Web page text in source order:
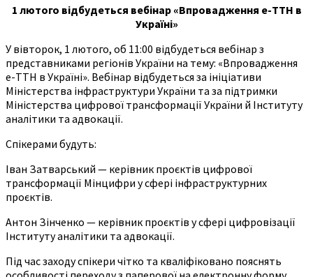
1 лютого відбудеться вебінар «Впровадження е-ТТН в
Україні»
У вівторок, 1 лютого, об 11:00 відбудеться вебінар з
представниками регіонів України на тему: «Впровадження
е-ТТН в Україні». Вебінар відбудеться за ініціативи
Міністерства інфраструктури України та за підтримки
Міністерства цифрової трансформації України й Інституту
аналітики та адвокації.
Спікерами будуть:
Іван Затварський — керівник проєктів цифрової
трансформації Мінцифри у сфері інфраструктурних
проєктів.
Антон Зінченко — керівник проєктів у сфері цифровізації
Інституту аналітики та адвокації.
Під час заходу спікери чітко та кваліфіковано пояснять